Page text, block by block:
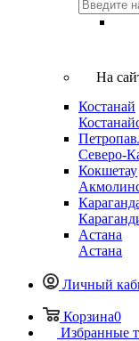
На
Костанай
Северо-
Кокшетау
Астана
Астана
Личный
Корзина0
Избранные